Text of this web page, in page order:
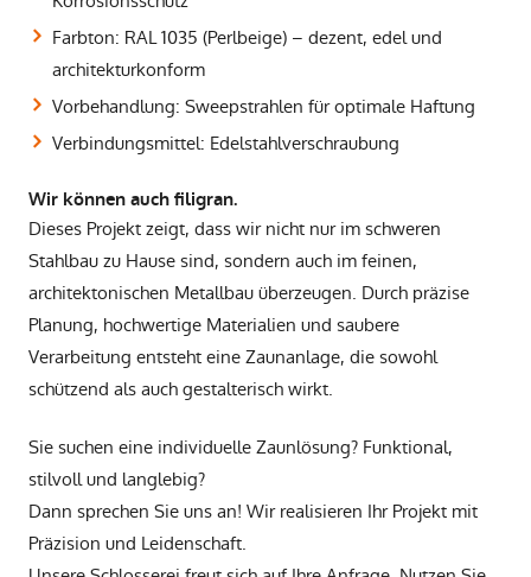
Farbton: RAL 1035 (Perlbeige) – dezent, edel und
architekturkonform
Vorbehandlung: Sweepstrahlen für optimale Haftung
Verbindungsmittel: Edelstahlverschraubung
Wir können auch filigran.
Dieses Projekt zeigt, dass wir nicht nur im schweren
Stahlbau zu Hause sind, sondern auch im feinen,
architektonischen Metallbau überzeugen. Durch präzise
Planung, hochwertige Materialien und saubere
Verarbeitung entsteht eine Zaunanlage, die sowohl
schützend als auch gestalterisch wirkt.
Sie suchen eine individuelle Zaunlösung? Funktional,
stilvoll und langlebig?
Dann sprechen Sie uns an! Wir realisieren Ihr Projekt mit
Präzision und Leidenschaft.